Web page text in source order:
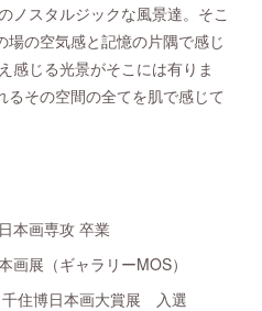
ノスタルジックな風景達。そこ
の空気感と記憶の片隅で感じ
感じる光景がそこには有りま
その空間の全てを肌で感じて
画専攻 卒業
展（ギャラリーMOS）
住博日本画大賞展 入選